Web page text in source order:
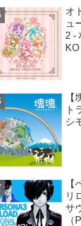
オ
ュ
2 -
KO
ト
シ
リ
サ